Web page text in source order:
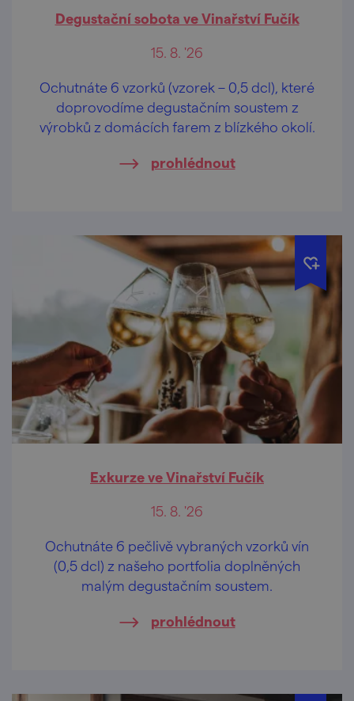
Degustační sobota ve Vinařství Fučík
15. 8. '26
Ochutnáte 6 vzorků (vzorek – 0,5 dcl), které
doprovodíme degustačním soustem z
výrobků z domácích farem z blízkého okolí.
prohlédnout
Exkurze ve Vinařství Fučík
15. 8. '26
Ochutnáte 6 pečlivě vybraných vzorků vín
(0,5 dcl) z našeho portfolia doplněných
malým degustačním soustem.
prohlédnout